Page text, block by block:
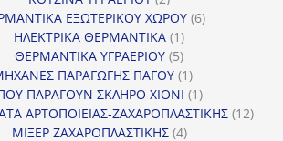
προϊόντα
ΕΞΩΤΕΡΙΚΟΥ ΧΩΡΟΥ 66
ΗΛΕΚΤΡΙΚΑ ΘΕΡΜΑΝΤΙΚΑ 11
προϊόν
ΘΕΡΜΑΝΤΙΚΑ ΥΓΡΑΕΡΙΟΥ 55
προϊόντα
ΠΑΡΑΓΩΓΗΣ ΠΑΓΟΥ 11
προϊόν
ΠΑΡΑΓΟΥΝ ΣΚΛΗΡΟ ΧΙΟΝΙ 11
προϊόν
ΑΡΤΟΠΟΙΕΙΑΣ-ΖΑΧΑΡΟΠΛΑΣΤΙΚΗΣ 1212
ΜΙΞΕΡ ΖΑΧΑΡΟΠΛΑΣΤΙΚΗΣ 44